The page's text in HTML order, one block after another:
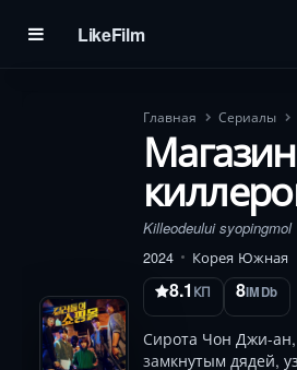
LikeFilm
Главная Сериалы
Killeodeului syopingmol
2024
Корея Южная
8.1 КП 8IMDb
Сирота Чон Джи-
замкнутым дядей,